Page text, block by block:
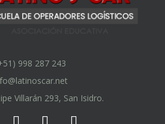
998 287 243
Villarán 293, San Isidro.